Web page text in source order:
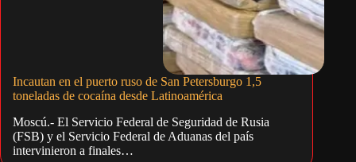
Incautan en el puerto ruso de San Petersburgo 1,5
toneladas de cocaína desde Latinoamérica
Moscú.- El Servicio Federal de Seguridad de Rusia
(FSB) y el Servicio Federal de Aduanas del país
intervinieron a finales…